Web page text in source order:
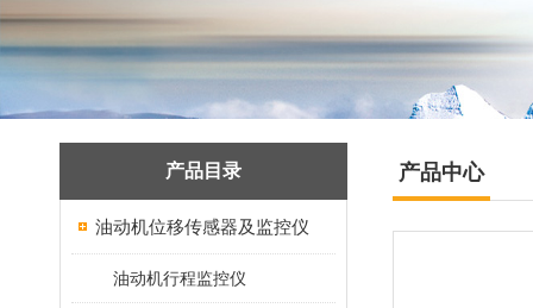
产品目录
油动机位移传感器及监控仪
油动机行程监控仪
产品中心